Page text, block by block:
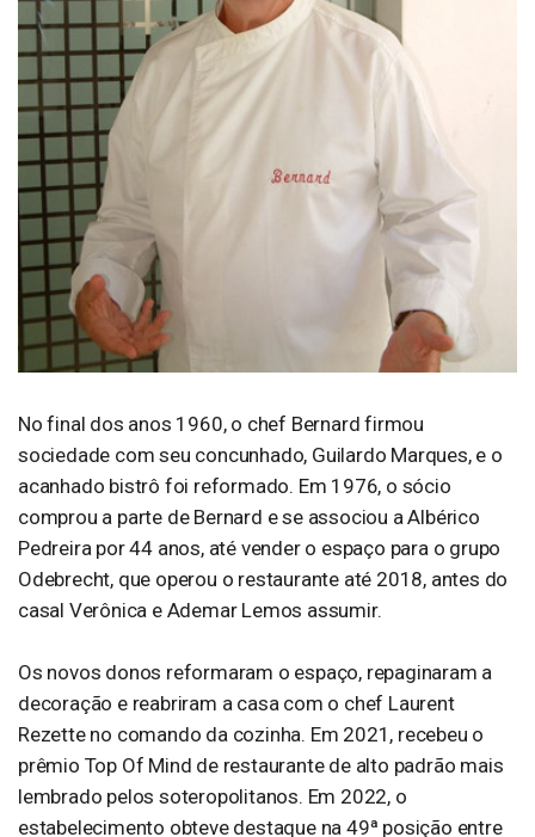
No final dos anos 1960, o chef Bernard firmou
sociedade com seu concunhado, Guilardo Marques, e o
acanhado bistrô foi reformado. Em 1976, o sócio
comprou a parte de Bernard e se associou a Albérico
Pedreira por 44 anos, até vender o espaço para o grupo
Odebrecht, que operou o restaurante até 2018, antes do
casal Verônica e Ademar Lemos assumir.
Os novos donos reformaram o espaço, repaginaram a
decoração e reabriram a casa com o chef Laurent
Rezette no comando da cozinha. Em 2021, recebeu o
prêmio Top Of Mind de restaurante de alto padrão mais
lembrado pelos soteropolitanos. Em 2022, o
estabelecimento obteve destaque na 49ª posição entre